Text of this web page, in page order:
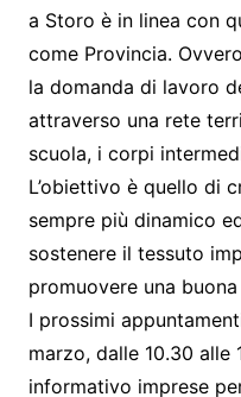
a Storo è in linea con
come Provincia.
la domanda di lavoro
attraverso una rete
scuola, i corpi
L’obiettivo è quello di
sempre più dinamico
sostenere il tessuto
promuovere una
I prossimi
marzo, dalle 10.30
informativo imprese